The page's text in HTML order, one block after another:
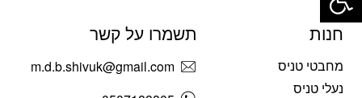
חנות
מחבטי טניס
נעלי טניס
תשמרו על קשר
m.d.b.shivuk@gmail.com